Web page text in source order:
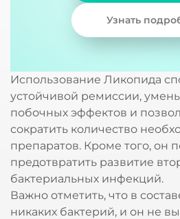
Узнать
Использование Ликопида
устойчивой ремиссии,
побочных эффектов и
сократить количество
препаратов. Кроме того, он
предотвратить развитие
бактериальных инфекций.
Важно отметить, что в
никаких бактерий, и он не